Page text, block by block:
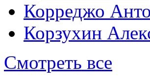
Корреджо
Корзухин
Смотреть все